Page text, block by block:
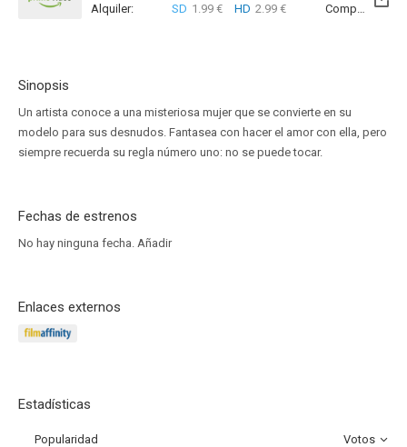
Alquiler:
SD 1.99 € HD 2.99 € Compra: SD
Sinopsis
Un artista conoce a una misteriosa mujer que se convierte en su
modelo para sus desnudos. Fantasea con hacer el amor con ella, pero
siempre recuerda su regla número uno: no se puede tocar.
Fechas de estrenos
No hay ninguna fecha. Añadir
Enlaces externos
Estadísticas
Popularidad Votos